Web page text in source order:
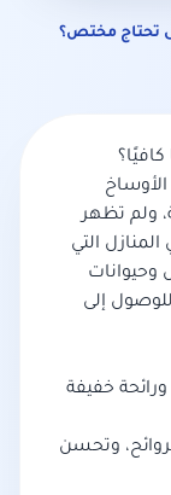
تحتاج مختص؟
الأوساخ
ولم تظهر
التي
وحيوانات
للوصول إلى
ورائحة خفيفة
وتحسن